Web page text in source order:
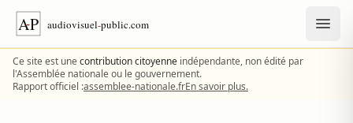
Aller au contenu
Ce site est unecontribution citoyenne indépendante, non édité par
l'Assemblée nationale ou le gouvernement.
Rapport officiel :assemblee-nationale.frEn savoir plus.